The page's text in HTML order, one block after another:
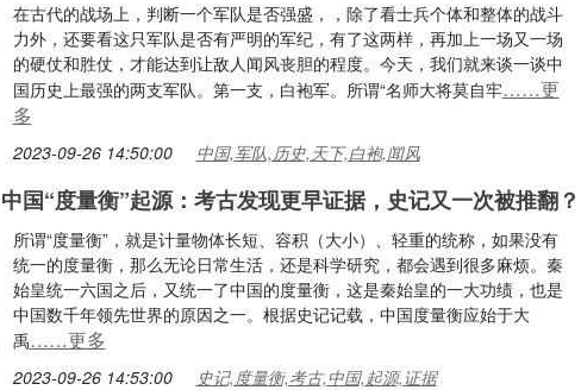
在古代的战场上，判断一个军队是否强盛，，除了看士兵个体和整体的战斗
力外，还要看这只军队是否有严明的军纪，有了这两样，再加上一场又一场
的硬仗和胜仗，才能达到让敌人闻风丧胆的程度。今天，我们就来谈一谈中
国历史上最强的两支军队。第一支，白袍军。所谓“名师大将莫自牢……更
多
2023-09-26 14:50:00 中国,军队,历史,天下,白袍,闻风
中国“度量衡”起源：考古发现更早证据，史记又一次被推翻？
所谓“度量衡”，就是计量物体长短、容积（大小）、轻重的统称，如果没有
统一的度量衡，那么无论日常生活，还是科学研究，都会遇到很多麻烦。秦
始皇统一六国之后，又统一了中国的度量衡，这是秦始皇的一大功绩，也是
中国数千年领先世界的原因之一。根据史记记载，中国度量衡应始于大
禹……更多
2023-09-26 14:53:00 史记,度量衡,考古,中国,起源,证据